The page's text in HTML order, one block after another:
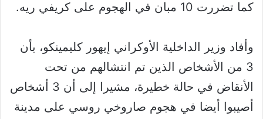
كما تضررت 10 مبان في الهجوم على كريفي ريه.
وأفاد وزير الداخلية الأوكراني إيهور كليمينكو، بأن
3 من الأشخاص الذين تم انتشالهم من تحت
الأنقاض في حالة خطيرة، مشيرا إلى أن 3 أشخاص
أصيبوا أيضا في هجوم صاروخي روسي على مدينة